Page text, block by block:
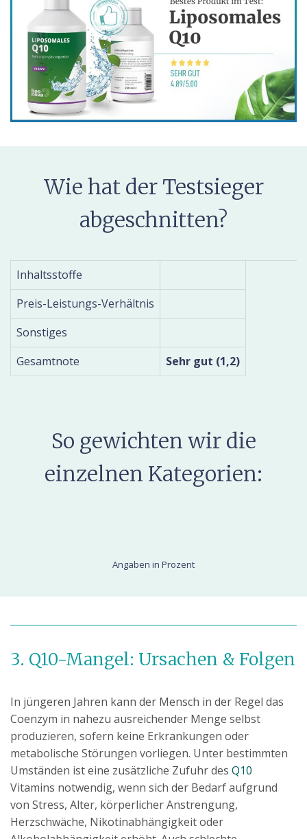
Wie hat der Testsieger
abgeschnitten?
Inhaltsstoffe
Preis-Leistungs-Verhältnis
Sonstiges
Gesamtnote
Sehr gut (1,2)
So gewichten wir die
einzelnen Kategorien:
Angaben in Prozent
3. Q10-Mangel: Ursachen & Folgen
In jüngeren Jahren kann der Mensch in der Regel das
Coenzym in nahezu ausreichender Menge selbst
produzieren, sofern keine Erkrankungen oder
metabolische Störungen vorliegen. Unter bestimmten
Umständen ist eine zusätzliche Zufuhr des Q10
Vitamins notwendig, wenn sich der Bedarf aufgrund
von Stress, Alter, körperlicher Anstrengung,
Herzschwäche, Nikotinabhängigkeit oder